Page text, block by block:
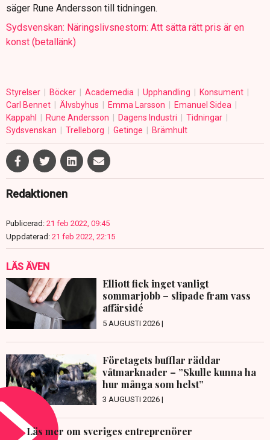
säger Rune Andersson till tidningen.
Sydsvenskan: Näringslivsnestorn: Att sätta rätt pris är en
konst (betallänk)
Styrelser Böcker Academedia Upphandling
Konsument
Carl Bennet
Älvsbyhus Emma Larsson
Emanuel Sidea
Kappahl
Rune Andersson Dagens Industri
Tidningar
Sydsvenskan
Trelleborg Getinge Brämhult
Redaktionen
Publicerad: 21 feb 2022, 09:45
Uppdaterad: 21 feb 2022, 22:15
LÄS ÄVEN
Elliott fick inget vanligt
sommarjobb – slipade fram vass
affärsidé
5 AUGUSTI 2026 |
Företagets bufflar räddar
våtmarknader – ”Skulle kunna ha
hur många som helst”
3 AUGUSTI 2026 |
Läs mer om sveriges entreprenörer